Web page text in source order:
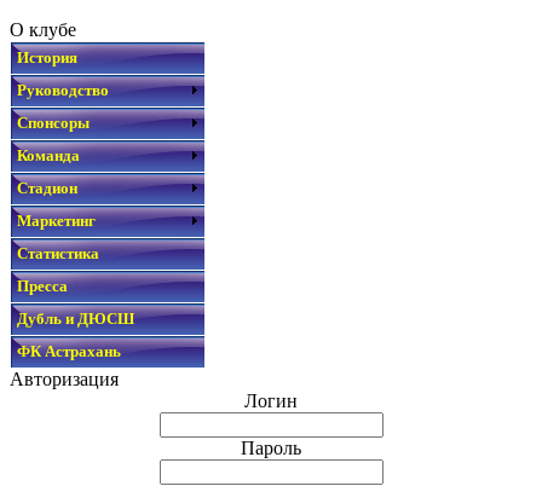
О клубе
История
Руководство
Спонсоры
Команда
Стадион
Маркетинг
Статистика
Пресса
Дубль и ДЮСШ
ФК Астрахань
Авторизация
Логин
Пароль